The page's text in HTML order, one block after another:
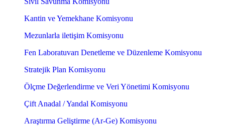
Kantin ve Yemekhane Komisyonu
Mezunlarla iletişim Komisyonu
Fen Laboratuvarı Denetleme ve Düzenleme Komisyonu
Stratejik Plan Komisyonu
Ölçme Değerlendirme ve Veri Yönetimi Komisyonu
Çift Anadal / Yandal Komisyonu
Araştırma Geliştirme (Ar-Ge) Komisyonu